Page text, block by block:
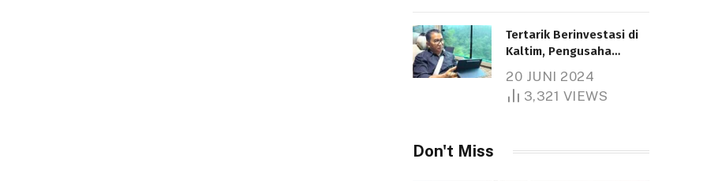
Tertarik Berinvestasi di
Kaltim, Pengusaha
1.000 Hektare
20 JUNI 2024
3,321 VIEWS
Don't Miss